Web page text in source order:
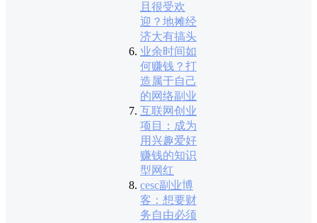
且很受欢
迎？地摊经
济大有搞头
业余时间如
何赚钱？打
造属于自己
的网络副业
互联网创业
项目：成为
用兴趣爱好
赚钱的知识
型网红
cesc副业博
客：想要财
务自由必须